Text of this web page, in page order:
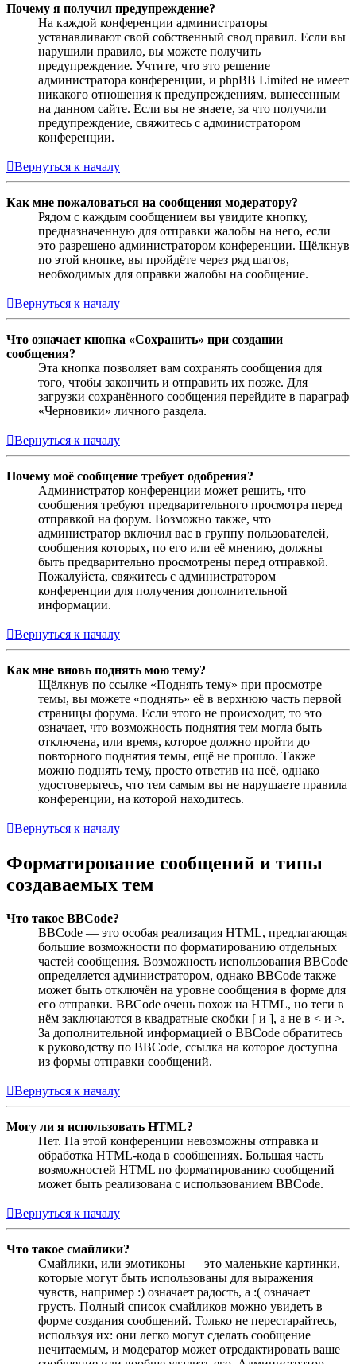
Почему я получил предупреждение?
На каждой конференции администраторы
устанавливают свой собственный свод правил. Если вы
нарушили правило, вы можете получить
предупреждение. Учтите, что это решение
администратора конференции, и phpBB Limited не имеет
никакого отношения к предупреждениям, вынесенным
на данном сайте. Если вы не знаете, за что получили
предупреждение, свяжитесь с администратором
конференции.
Вернуться к началу
Как мне пожаловаться на сообщения модератору?
Рядом с каждым сообщением вы увидите кнопку,
предназначенную для отправки жалобы на него, если
это разрешено администратором конференции. Щёлкнув
по этой кнопке, вы пройдёте через ряд шагов,
необходимых для оправки жалобы на сообщение.
Вернуться к началу
Что означает кнопка «Сохранить» при создании
сообщения?
Эта кнопка позволяет вам сохранять сообщения для
того, чтобы закончить и отправить их позже. Для
загрузки сохранённого сообщения перейдите в параграф
«Черновики» личного раздела.
Вернуться к началу
Почему моё сообщение требует одобрения?
Администратор конференции может решить, что
сообщения требуют предварительного просмотра перед
отправкой на форум. Возможно также, что
администратор включил вас в группу пользователей,
сообщения которых, по его или её мнению, должны
быть предварительно просмотрены перед отправкой.
Пожалуйста, свяжитесь с администратором
конференции для получения дополнительной
информации.
Вернуться к началу
Как мне вновь поднять мою тему?
Щёлкнув по ссылке «Поднять тему» при просмотре
темы, вы можете «поднять» её в верхнюю часть первой
страницы форума. Если этого не происходит, то это
означает, что возможность поднятия тем могла быть
отключена, или время, которое должно пройти до
повторного поднятия темы, ещё не прошло. Также
можно поднять тему, просто ответив на неё, однако
удостоверьтесь, что тем самым вы не нарушаете правила
конференции, на которой находитесь.
Вернуться к началу
Форматирование сообщений и типы
создаваемых тем
Что такое BBCode?
BBCode — это особая реализация HTML, предлагающая
большие возможности по форматированию отдельных
частей сообщения. Возможность использования BBCode
определяется администратором, однако BBCode также
может быть отключён на уровне сообщения в форме для
его отправки. BBCode очень похож на HTML, но теги в
нём заключаются в квадратные скобки [ и ], а не в < и >.
За дополнительной информацией о BBCode обратитесь
к руководству по BBCode, ссылка на которое доступна
из формы отправки сообщений.
Вернуться к началу
Могу ли я использовать HTML?
Нет. На этой конференции невозможны отправка и
обработка HTML-кода в сообщениях. Большая часть
возможностей HTML по форматированию сообщений
может быть реализована с использованием BBCode.
Вернуться к началу
Что такое смайлики?
Смайлики, или эмотиконы — это маленькие картинки,
которые могут быть использованы для выражения
чувств, например :) означает радость, а :( означает
грусть. Полный список смайликов можно увидеть в
форме создания сообщений. Только не перестарайтесь,
используя их: они легко могут сделать сообщение
нечитаемым, и модератор может отредактировать ваше